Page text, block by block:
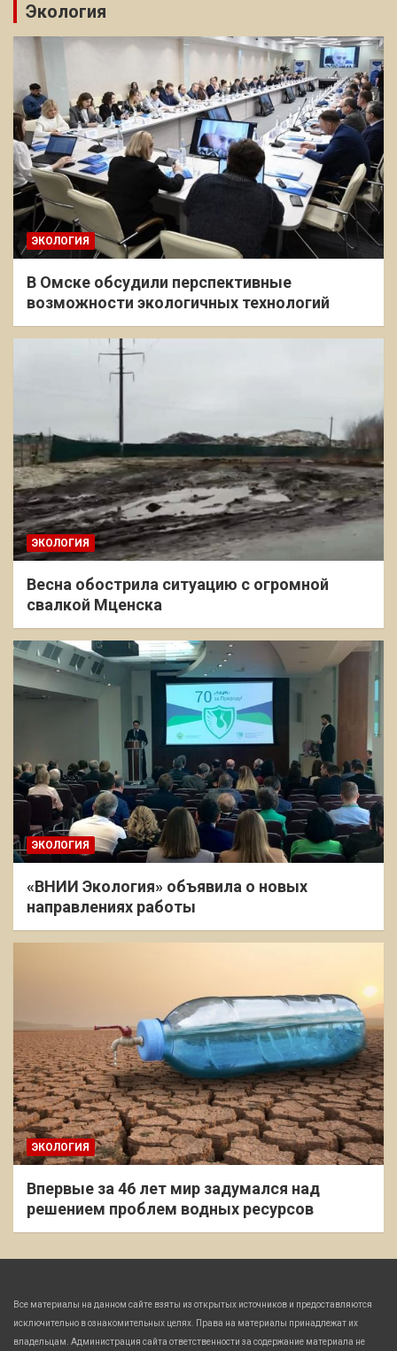
Экология
ЭКОЛОГИЯ
В Омске обсудили перспективные
возможности экологичных технологий
ЭКОЛОГИЯ
Весна обострила ситуацию с огромной
свалкой Мценска
ЭКОЛОГИЯ
«ВНИИ Экология» объявила о новых
направлениях работы
ЭКОЛОГИЯ
Впервые за 46 лет мир задумался над
решением проблем водных ресурсов
Все материалы на данном сайте взяты из открытых источников и предоставляются
исключительно в ознакомительных целях. Права на материалы принадлежат их
владельцам. Администрация сайта ответственности за содержание материала не